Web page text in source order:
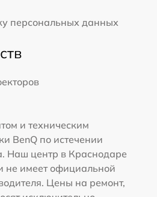
персональных данных
и техническим
BenQ по истечении
Наш центр в Краснодаре
не имеет официальной
Цены на ремонт,